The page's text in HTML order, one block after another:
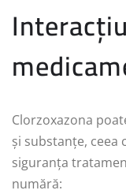
Clorzoxazona
și substanțe, ceea
siguranța
numără: